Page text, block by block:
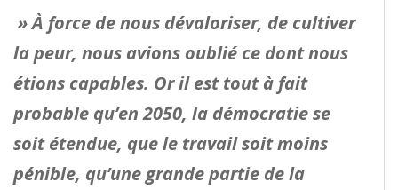
» À force de nous dévaloriser, de cultiver
la peur, nous avions oublié ce dont nous
étions capables. Or il est tout à fait
probable qu’en 2050, la démocratie se
soit étendue, que le travail soit moins
pénible, qu’une grande partie de la